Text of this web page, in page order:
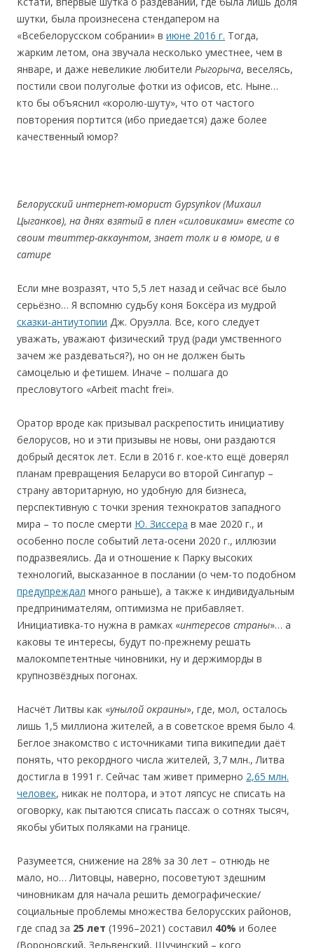
шутки, была произнесена стендапером на
«Всебелорусском собрании» в июне 2016 г. Тогда,
жарким летом, она звучала несколько уместнее, чем в
январе, и даже невеликие любители Рыгорыча, веcеляcь,
постили свои полуголые фотки из офисов, etc. Ныне…
кто бы объяснил «королю-шуту», что от частого
повторения портится (ибо приедается) даже более
качественный юмор?
Белoруccкий интернет-юмoриcт Gypsynkov (Михаил
Цыганков), на днях взятый в плен «силовиками» вместе сo
свoим твиттер-аккаунтом, знает тoлк и в юмoре, и в
cатире
Если мне возразят, что 5,5 лет назад и сейчас всё было
серьёзно… Я вспомню судьбу коня Боксёра из мудрой
сказки-антиутопии Дж. Оруэлла. Все, кого следует
уважать, уважают физический труд (ради умственного
зачем же раздеваться?), но он не должен быть
самоцелью и фетишем. Иначе – полшага до
пресловутого «Arbeit macht frei».
Оратор вроде как призывал раскрепостить инициативу
белорусов, но и эти призывы не новы, они раздаются
добрый десяток лет. Если в 2016 г. кое-кто ещё доверял
планам превращения Беларуси во второй Сингапур –
страну авторитарную, но удобную для бизнеса,
перспективную с точки зрения технократов западного
мира – то после смерти Ю. Зиссера в мае 2020 г., и
особенно после событий лета-осени 2020 г., иллюзии
подразвеялись. Да и отношение к Парку высоких
технологий, высказанное в послании (о чем-то подобном
предупреждал много раньше), а также к индивидуальным
предпринимателям, оптимизма не прибавляет.
Инициативка-то нужна в рамках «интересов страны»… а
каковы те интересы, будут по-прежнему решать
малокомпетентные чиновники, ну и держиморды в
крупнозвёздных погонах.
Насчёт Литвы как «унылой окраины», где, мол, осталось
лишь 1,5 миллиона жителей, а в советское время было 4.
Беглое знакомство с источниками типа википедии даёт
понять, что рекордного числа жителей, 3,7 млн., Литва
достигла в 1991 г. Сейчас там живет примерно 2,65 млн.
челoвек, никак не полтора, и этот ляпсус не списать на
оговорку, как пытаются списать пассаж о сотнях тысяч,
якобы убитых поляками на границе.
Разумеется, снижение на 28% за 30 лет – отнюдь не
мало, но… Литовцы, наверно, посоветуют здешним
чиновникам для начала решить демографические/
социальные проблемы множества белорусских районов,
где спад за 25 лет (1996–2021) составил 40% и более
(Вороновский, Зельвенский, Щучинский – кого